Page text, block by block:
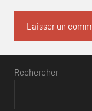
Rechercher